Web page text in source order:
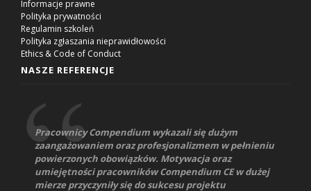
Informacje prawne
Polityka prywatności
Regulamin szkoleń
Polityka zgłaszania nieprawidłowości
Ethics & Code of Conduct
NASZE REFERENCJE
Pracownicy Compendium wykazali się dużym
zaangażowaniem oraz profesjonalizmem w pełnieniu
powierzonych obowiązków. Motywacja oraz
umiejętności pracowników Compendium CE w dużej
mierze przyczyniły się do sukcesu projektu